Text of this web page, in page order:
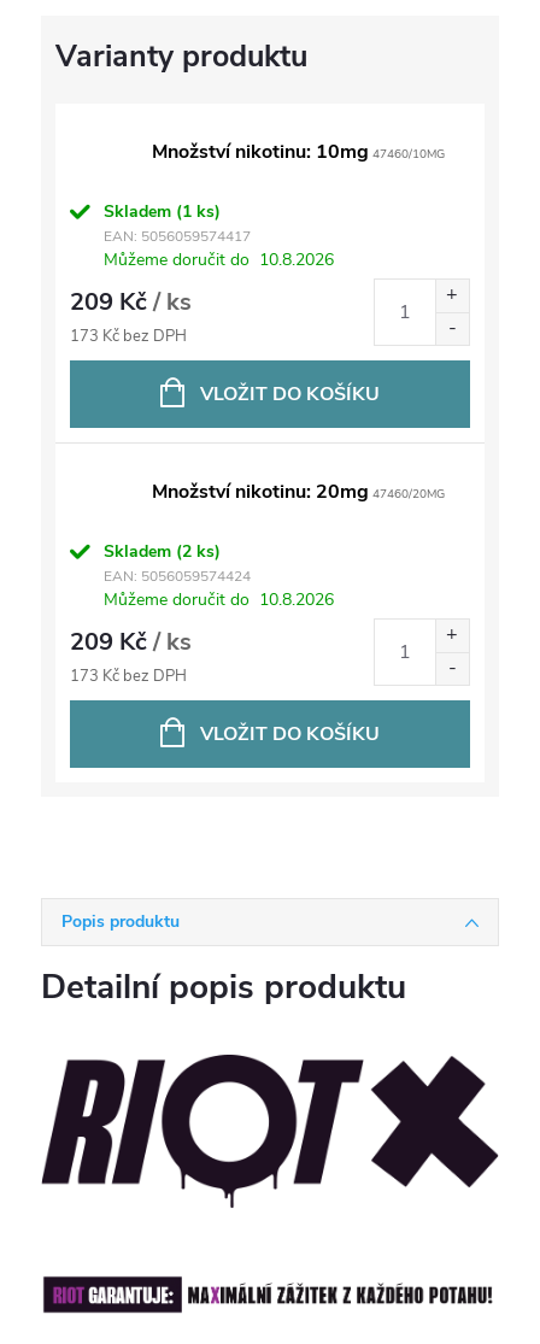
Množství nikotinu: 10mg 47460/10MG
Skladem (1 ks)
EAN: 5056059574417
Můžeme doručit do 10.8.2026
209 Kč/ ks
173 Kč bez DPH
VLOŽIT DO KOŠÍKU
Množství nikotinu: 20mg 47460/20MG
Skladem (2 ks)
EAN: 5056059574424
Můžeme doručit do 10.8.2026
209 Kč/ ks
173 Kč bez DPH
VLOŽIT DO KOŠÍKU
Popis produktu
Detailní popis produktu